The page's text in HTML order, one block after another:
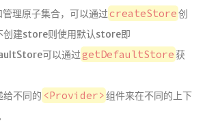
理原子集合，可以通过createStore创
创建store则使用默认store即
可以通过getDefaultStore获
不同的 <Provider>组件来在不同的上下